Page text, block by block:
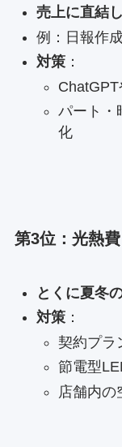
売上に直結
例：日報作
対策：
パート・
化
第3位：光熱
とくに夏冬
対策：
契約プラ
節電型
店舗内の